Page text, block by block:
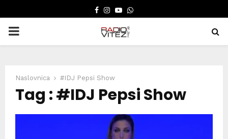
FACEBOOK
INSTAGRAM
YOUTUBE
WHATSAPP
PRIMARY
Naslovnica #IDJ Pepsi Show
Tag : #IDJ Pepsi Show